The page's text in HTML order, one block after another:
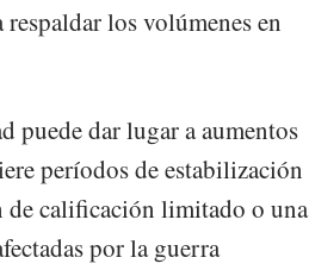
los volúmenes en
puede dar lugar a aumentos
períodos de estabilización
de calificación limitado o una
por la guerra